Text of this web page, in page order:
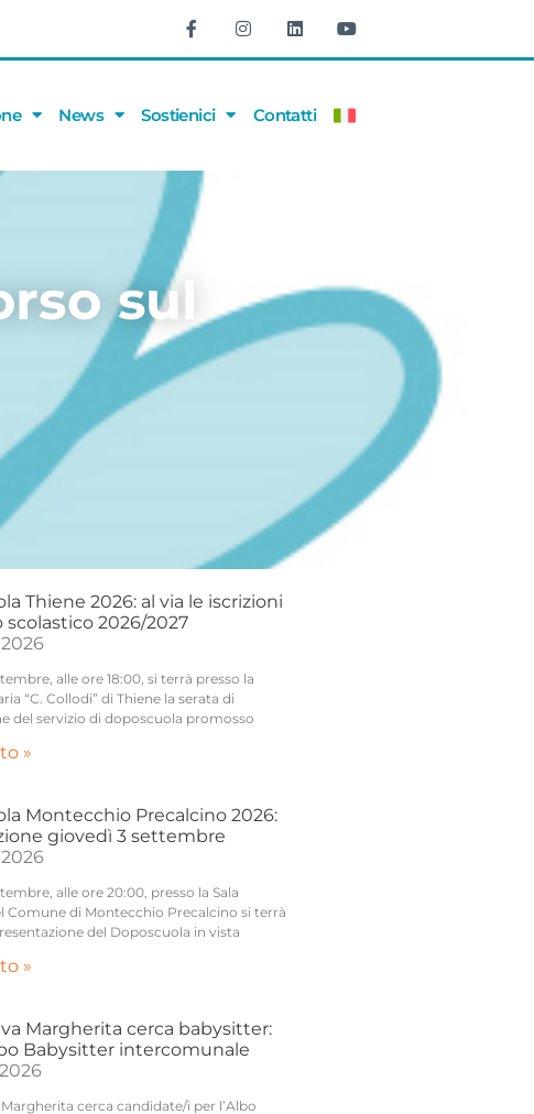
News Sostienici Contatti
sul
Thiene 2026: al via le iscrizioni
scolastico 2026/2027
alle ore 18:00, si terrà presso la
“C. Collodi” di Thiene la serata di
del servizio di doposcuola promosso
»
Montecchio Precalcino 2026:
giovedì 3 settembre
alle ore 20:00, presso la Sala
Comune di Montecchio Precalcino si terrà
del Doposcuola in vista
»
Margherita cerca babysitter:
Babysitter intercomunale
cerca candidate/i per l’Albo